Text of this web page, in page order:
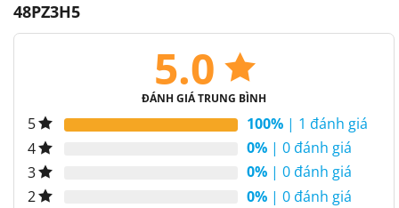
48PZ3H5
5.0
ĐÁNH GIÁ TRUNG BÌNH
5 100% | 1 đánh giá
4
0% | 0 đánh giá
3
0% | 0 đánh giá
2
0% | 0 đánh giá